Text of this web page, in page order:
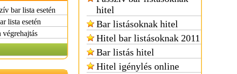
bar lista esetén
lista esetén
hitel
Bar listásoknak hitel
Hitel bar listásoknak 2011
Bar listás hitel
Hitel igénylés online